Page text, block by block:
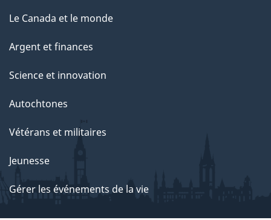
Le Canada et le monde
Argent et finances
Science et innovation
Autochtones
Vétérans et militaires
Jeunesse
Gérer les événements de la vie